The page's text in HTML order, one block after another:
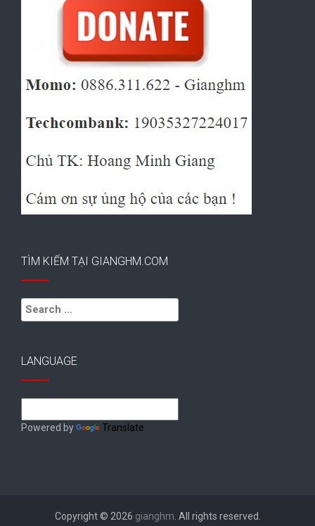
TÌM KIẾM TẠI GIANGHM.COM
Search
for:
LANGUAGE
Powered by Translate
Copyright © 2026 gianghm. All rights reserved.